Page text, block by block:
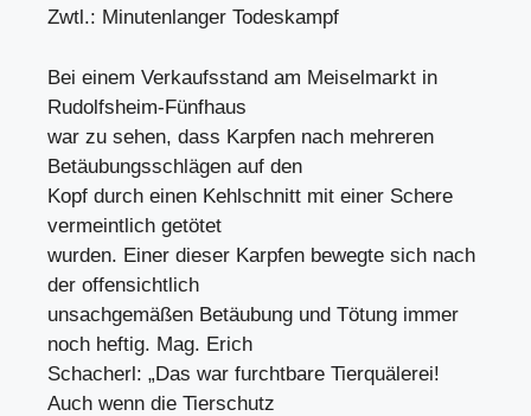
Zwtl.: Minutenlanger Todeskampf
Bei einem Verkaufsstand am Meiselmarkt in
Rudolfsheim-Fünfhaus
war zu sehen, dass Karpfen nach mehreren
Betäubungsschlägen auf den
Kopf durch einen Kehlschnitt mit einer Schere
vermeintlich getötet
wurden. Einer dieser Karpfen bewegte sich nach
der offensichtlich
unsachgemäßen Betäubung und Tötung immer
noch heftig. Mag. Erich
Schacherl: „Das war furchtbare Tierquälerei!
Auch wenn die Tierschutz